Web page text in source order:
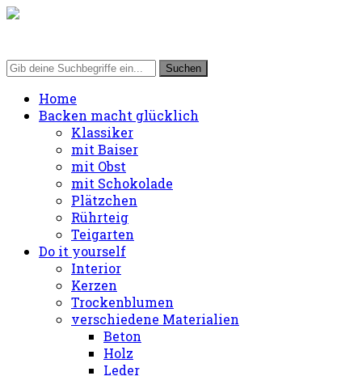
Home
Backen macht glücklich
Klassiker
mit Baiser
mit Obst
mit Schokolade
Plätzchen
Rührteig
Teigarten
Do it yourself
Interior
Kerzen
Trockenblumen
verschiedene Materialien
Beton
Holz
Leder